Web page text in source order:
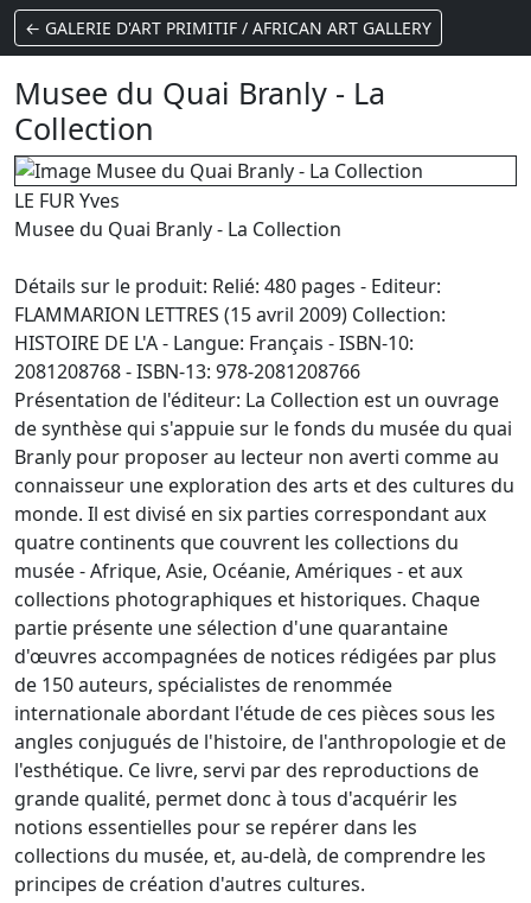
← GALERIE D'ART PRIMITIF / AFRICAN ART GALLERY
Musee du Quai Branly - La
Collection
LE FUR Yves
Musee du Quai Branly - La Collection
Détails sur le produit: Relié: 480 pages - Editeur:
FLAMMARION LETTRES (15 avril 2009) Collection:
HISTOIRE DE L'A - Langue: Français - ISBN-10:
2081208768 - ISBN-13: 978-2081208766
Présentation de l'éditeur: La Collection est un ouvrage
de synthèse qui s'appuie sur le fonds du musée du quai
Branly pour proposer au lecteur non averti comme au
connaisseur une exploration des arts et des cultures du
monde. Il est divisé en six parties correspondant aux
quatre continents que couvrent les collections du
musée - Afrique, Asie, Océanie, Amériques - et aux
collections photographiques et historiques. Chaque
partie présente une sélection d'une quarantaine
d'œuvres accompagnées de notices rédigées par plus
de 150 auteurs, spécialistes de renommée
internationale abordant l'étude de ces pièces sous les
angles conjugués de l'histoire, de l'anthropologie et de
l'esthétique. Ce livre, servi par des reproductions de
grande qualité, permet donc à tous d'acquérir les
notions essentielles pour se repérer dans les
collections du musée, et, au-delà, de comprendre les
principes de création d'autres cultures.